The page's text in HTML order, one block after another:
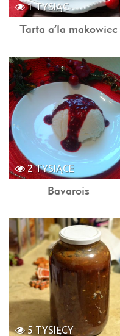
1 TYSIĄC
Tarta a’la makowiec
2 TYSIĄCE
Bavarois
5 TYSIĘCY